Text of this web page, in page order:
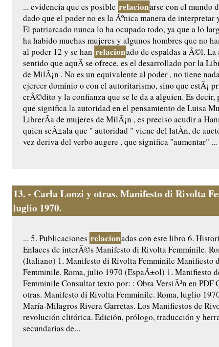
... evidencia que es posible relacionarse con el mundo
dado que el poder no es la Ãºnica manera de
El patriarcado nunca lo ha ocupado todo, ya que a lo
ha habido muchas mujeres y algunos hombres que no
al poder 12 y se han relacionado de espaldas a Ã©l.
sentido que aquÃ­ se ofrece, es el desarrollado por la
de MilÃ¡n . No es un equivalente al poder , no tiene
ejercer dominio o con el autoritarismo, sino que estÃ¡
crÃ©dito y la confianza que se le da a alguien. Es decir,
que significa la autoridad en el pensamiento de Luisa
LibrerÃ­a de mujeres de MilÃ¡n , es preciso acudir a
quien seÃ±ala que " autoridad " viene del latÃ­n, de
vez deriva del verbo augere , que significa "aumentar" ...
13. - Carla Lonzi y otras. Manifesto di Rivolta
luglio 1970.
... 5. Publicaciones relacionadas con este libro 6.
Enlaces de interÃ©s Manifesto di Rivolta Femminile.
(Italiano) 1. Manifesto di Rivolta Femminile Manifiesto
Femminile. Roma, julio 1970 (EspaÃ±ol) 1. Manifiesto
Femminile Consultar texto por: : Obra VersiÃ³n en PDF
otras. Manifesto di Rivolta Femminile. Roma, luglio
María-Milagros Rivera Garretas. Los Manifiestos de
revolución clitórica. Edición, prólogo, traducción y
secundarias de...